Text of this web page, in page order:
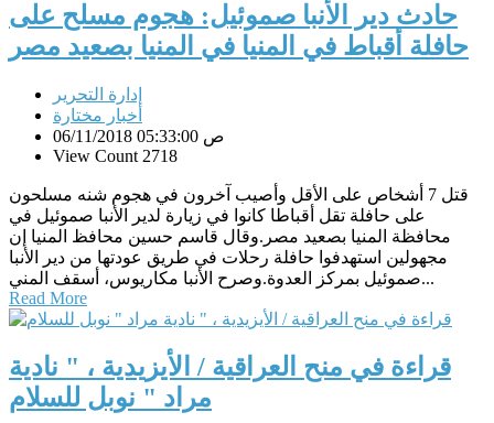
حادث دير الأنبا صموئيل: هجوم مسلح على
حافلة أقباط في المنيا في المنيا بصعيد مصر
إدارة التحرير
أخبار مختارة
06/11/2018 05:33:00 ص
View Count 2718
قتل 7 أشخاص على الأقل وأصيب آخرون في هجوم شنه مسلحون
على حافلة تقل أقباطا كانوا في زيارة لدير الأنبا صموئيل في
محافظة المنيا بصعيد مصر.وقال قاسم حسين محافظ المنيا إن
مجهولين استهدفوا حافلة رحلات في طريق عودتها من دير الأنبا
صموئيل بمركز العدوة.وصرح الأنبا مكاريوس، أسقف المني...
Read More
قراءة في منح العراقية / الأيزيدية ، " نادية
مراد " نوبل للسلام